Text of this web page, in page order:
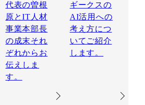
代表の曽根
原とIT人材
事業本部長
の成末それ
ぞれからお
伝えしま
す。
ギークスの
AI活用への
考え方につ
いてご紹介
します。